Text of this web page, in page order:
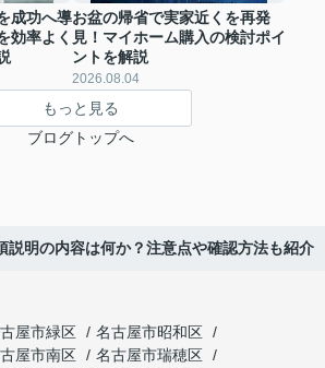
成功へ導
効率よく
お盆の帰省で実家近くを再発
見！マイホーム購入の検討ポイ
ントを解説
2026.08.04
もっと見る
ブログトップへ
説明の内容は何か？注意点や確認方法も紹介
屋市緑区
名古屋市昭和区
屋市南区
名古屋市瑞穂区